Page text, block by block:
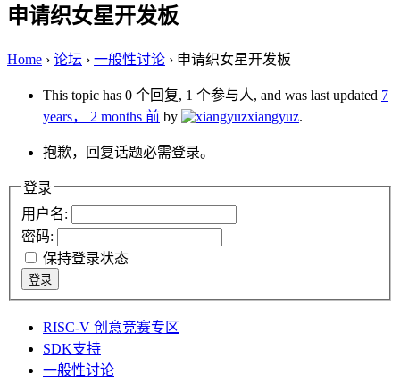
申请织女星开发板
Home › 论坛 › 一般性讨论 › 申请织女星开发板
This topic has 0 个回复, 1 个参与人, and was last updated 7
years， 2 months 前 by xiangyuz.
抱歉，回复话题必需登录。
登录
用户名:
密码:
保持登录状态
登录
RISC-V 创意竞赛专区
SDK支持
一般性讨论